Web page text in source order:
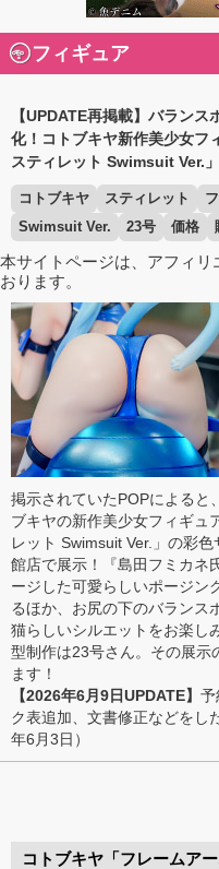
フィギュア
【UPDATE再掲載】バラン
化！コトブキヤ新作美少女フ
スティレット Swimsuit Ver.
コトブキヤ スティレット
Swimsuit Ver.
23号 価格
本サイトページは、アフィ
おります。
掲示されていたPOPによると
ブキヤの新作美少女フィギュ
レット Swimsuit Ver.」の彩
館店で展示！『島田フミカネ
ージした可愛らしいポージン
るほか、お尻の下のバランス
猫らしいシルエットをお楽し
型制作は23号さん。その展示
ます！
【2026年6月9日UPDATE】 予
ク表追加、文書修正などをし
年6月3日）
コトブキヤ「フレームア